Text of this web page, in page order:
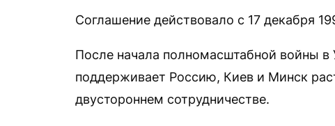
Соглашение действовало с 17 декабря
После начала полномасштабной войны в
поддерживает Россию, Киев и Минск
двустороннем сотрудничестве.